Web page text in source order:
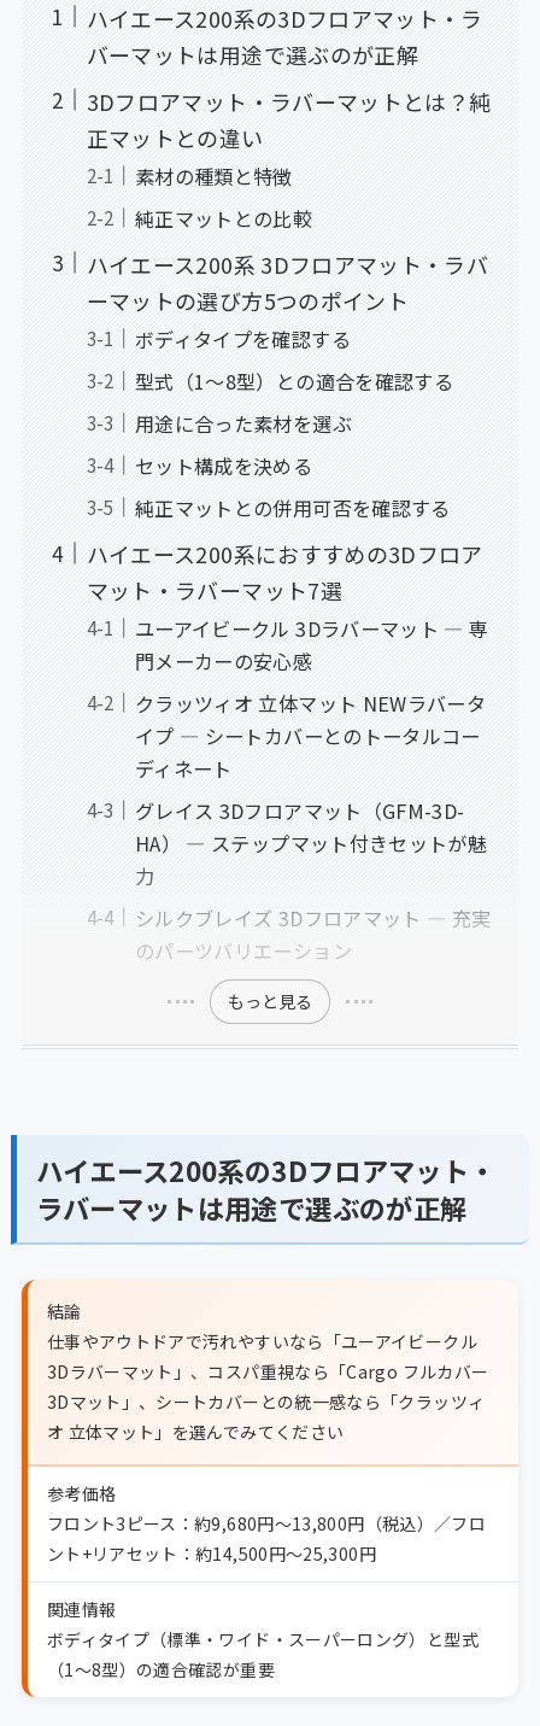
ハイエース200系の3Dフロアマット・ラ
バーマットは用途で選ぶのが正解
3Dフロアマット・ラバーマットとは？純
正マットとの違い
素材の種類と特徴
純正マットとの比較
ハイエース200系 3Dフロアマット・ラバ
ーマットの選び方5つのポイント
ボディタイプを確認する
型式（1〜8型）との適合を確認する
用途に合った素材を選ぶ
セット構成を決める
純正マットとの併用可否を確認する
ハイエース200系におすすめの3Dフロア
マット・ラバーマット7選
ユーアイビークル 3Dラバーマット ― 専
門メーカーの安心感
クラッツィオ 立体マット NEWラバータ
イプ ― シートカバーとのトータルコー
ディネート
グレイス 3Dフロアマット（GFM-3D-
HA） ― ステップマット付きセットが魅
力
シルクブレイズ 3Dフロアマット ― 充実
のパーツバリエーション
もっと見る
ハイエース200系の3Dフロアマット・
ラバーマットは用途で選ぶのが正解
結論
仕事やアウトドアで汚れやすいなら「ユーアイビークル
3Dラバーマット」、コスパ重視なら「Cargo フルカバー
3Dマット」、シートカバーとの統一感なら「クラッツィ
オ 立体マット」を選んでみてください
参考価格
フロント3ピース：約9,680円〜13,800円（税込）／フロ
ント+リアセット：約14,500円〜25,300円
関連情報
ボディタイプ（標準・ワイド・スーパーロング）と型式
（1〜8型）の適合確認が重要